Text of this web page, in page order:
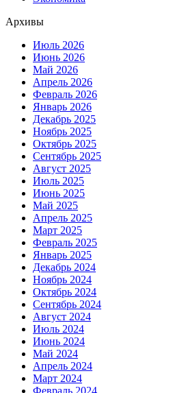
Архивы
Июль 2026
Июнь 2026
Май 2026
Апрель 2026
Февраль 2026
Январь 2026
Декабрь 2025
Ноябрь 2025
Октябрь 2025
Сентябрь 2025
Август 2025
Июль 2025
Июнь 2025
Май 2025
Апрель 2025
Март 2025
Февраль 2025
Январь 2025
Декабрь 2024
Ноябрь 2024
Октябрь 2024
Сентябрь 2024
Август 2024
Июль 2024
Июнь 2024
Май 2024
Апрель 2024
Март 2024
Февраль 2024